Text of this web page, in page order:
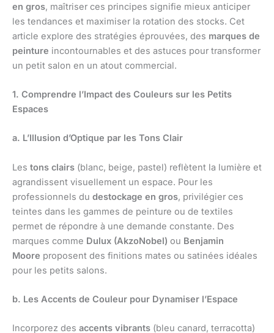
en gros, maîtriser ces principes signifie mieux anticiper
les tendances et maximiser la rotation des stocks. Cet
article explore des stratégies éprouvées, des marques de
peinture incontournables et des astuces pour transformer
un petit salon en un atout commercial.
1. Comprendre l’Impact des Couleurs sur les Petits
Espaces
a. L’Illusion d’Optique par les Tons Clair
Les tons clairs (blanc, beige, pastel) reflètent la lumière et
agrandissent visuellement un espace. Pour les
professionnels du destockage en gros, privilégier ces
teintes dans les gammes de peinture ou de textiles
permet de répondre à une demande constante. Des
marques comme Dulux (AkzoNobel) ou Benjamin
Moore proposent des finitions mates ou satinées idéales
pour les petits salons.
b. Les Accents de Couleur pour Dynamiser l’Espace
Incorporez des accents vibrants (bleu canard, terracotta)